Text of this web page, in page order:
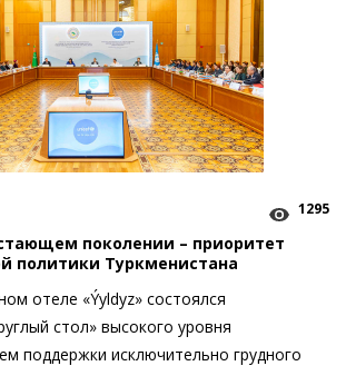
1295
поколении – приоритет
политики Туркменистана
отеле «Ýyldyz» состоялся
стол» высокого уровня
поддержки исключительно грудного